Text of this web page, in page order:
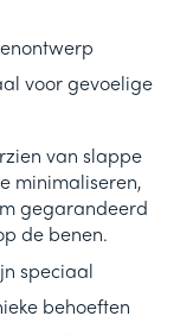
voor gevoelige
van slappe
minimaliseren,
gegarandeerd
de benen.
speciaal
behoeften